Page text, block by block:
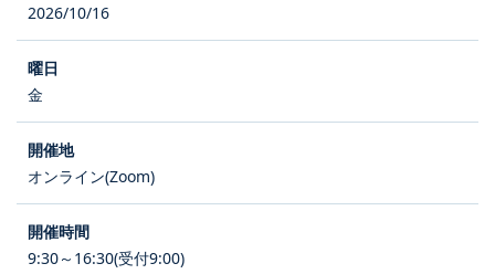
2026/10/16
金
オンライン(Zoom)
9:30～16:30(受付9:00)